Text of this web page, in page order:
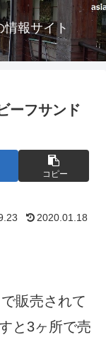
報サイト
ーフサンド
コピー
2020.01.18
販売されて
と3ヶ所で売